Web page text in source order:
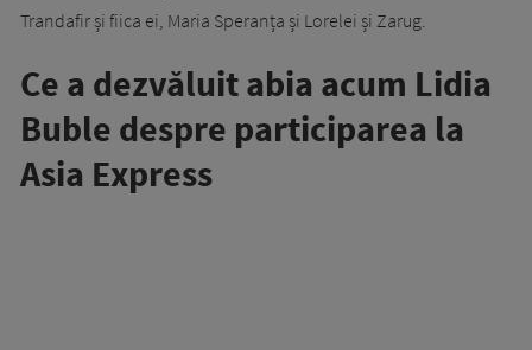
Trandafir și fiica ei, Maria Speranța și Lorelei și Zarug.
Ce a dezvăluit abia acum Lidia
Buble despre participarea la
Asia Express